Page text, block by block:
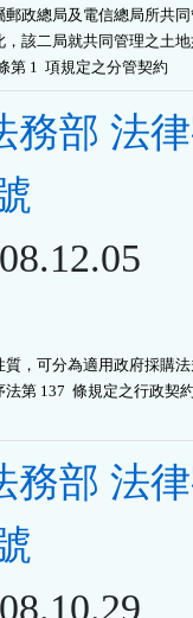
政總局及電信總局所共
該二局就共同管理之土
第 1  項規定之分管契約
務部 法
，可分為適用政府採購
第 137  條規定之行政契
務部 法